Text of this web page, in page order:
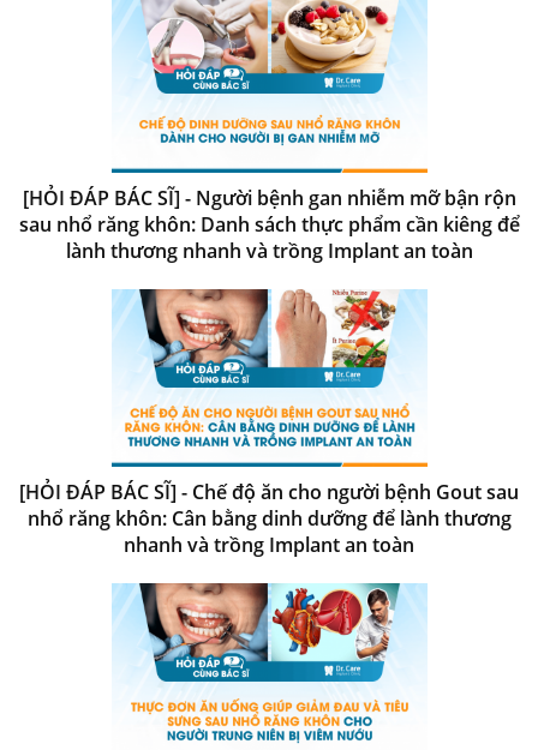
[HỎI ĐÁP BÁC SĨ] - Người bệnh gan nhiễm mỡ bận rộn
sau nhổ răng khôn: Danh sách thực phẩm cần kiêng để
lành thương nhanh và trồng Implant an toàn
[HỎI ĐÁP BÁC SĨ] - Chế độ ăn cho người bệnh Gout sau
nhổ răng khôn: Cân bằng dinh dưỡng để lành thương
nhanh và trồng Implant an toàn